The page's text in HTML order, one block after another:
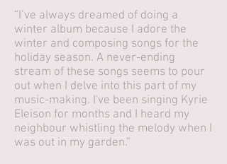
“I’ve always dreamed of doing a
winter album because I adore the
winter and composing songs for the
holiday season. A never-ending
stream of these songs seems to pour
out when I delve into this part of my
music-making. I've been singing Kyrie
Eleison for months and I heard my
neighbour whistling the melody when I
was out in my garden.”